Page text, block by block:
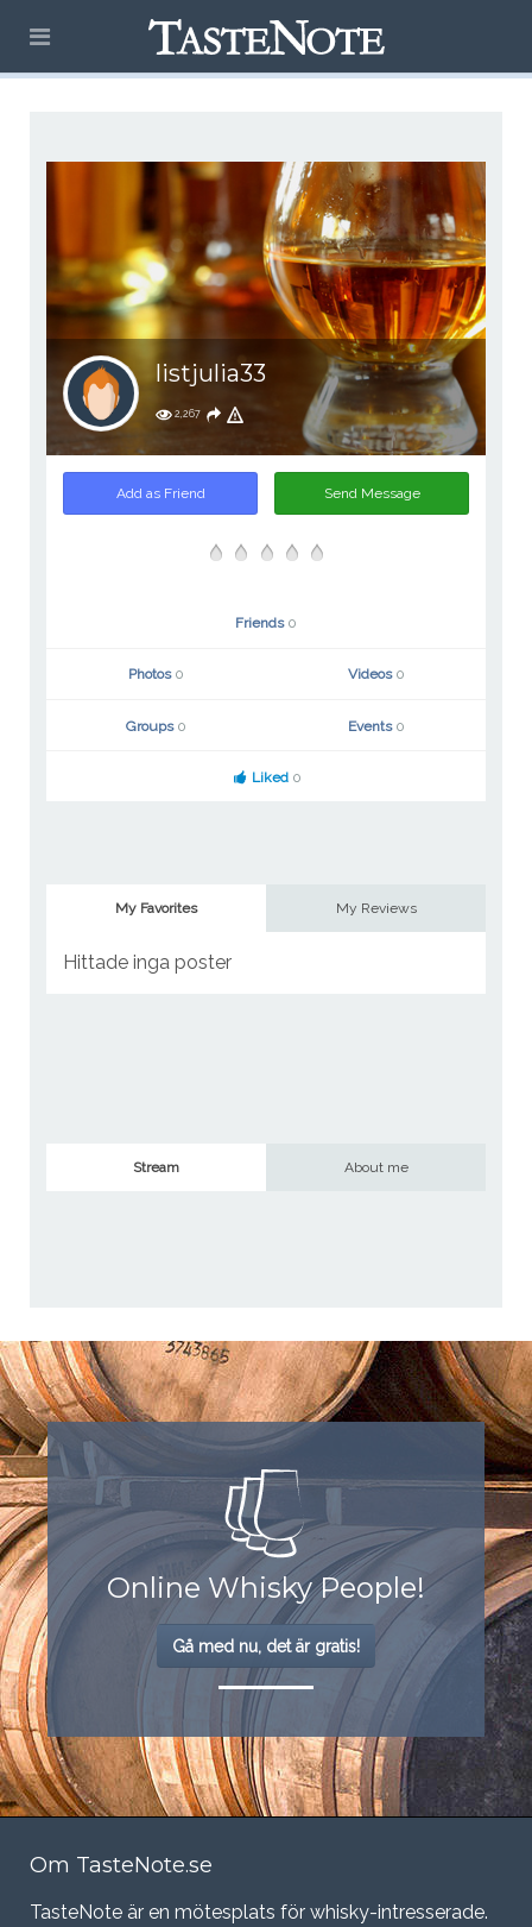
listjulia33
2,267
Add as Friend Send Message
Friends 0
Photos 0 Videos 0
Groups 0 Events 0
Liked 0
My Favorites My Reviews
Hittade inga poster
Stream About me
Online Whisky People!
Gå med nu, det är gratis!
Om TasteNote.se
TasteNote är en mötesplats för whisky-intresserade.